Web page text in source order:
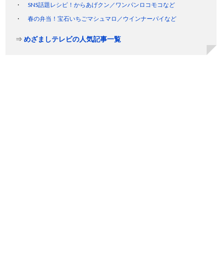
SNS話題レシピ！からあげクン／ワンパンロコモコなど
春の弁当！宝石いちごマシュマロ／ウインナーパイなど
⇒めざましテレビの人気記事一覧